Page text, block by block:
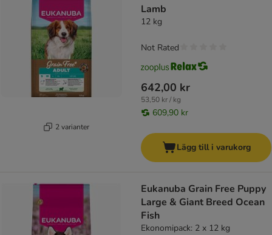
2 varianter
Lamb
12 kg
642,00 kr
53,50 kr / kg
609,90 kr
Not Rated
Lägg till i varukorg
Eukanuba Grain Free Puppy
Large & Giant Breed Ocean
Fish
Ekonomipack: 2 x 12 kg